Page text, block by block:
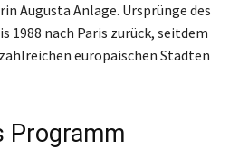
Augusta Anlage. Ursprünge des
1988 nach Paris zurück, seitdem
europäischen Städten
Programm